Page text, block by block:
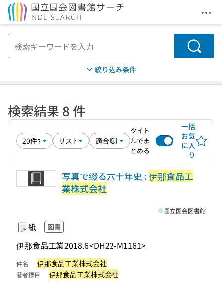
メ
検索
絞り込み条件
検索結果 8 件
タイト
ルでま
とめる
一括
お気
に入
り
写真で綴る六十年史 :伊那食品工
業株式会社
紙 図書
伊那食品工業2018.6<DH22-M1161>
国立国会図書館
件名 伊那食品工業株式会社
著者標目 伊那食品工業株式会社